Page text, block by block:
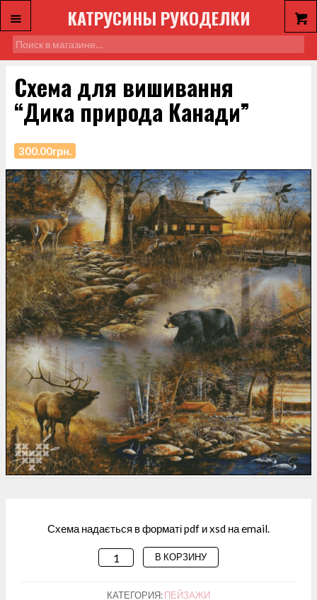
КАТРУСИНЫ РУКОДЕЛКИ
Схема для вишивання
“Дика природа Канади”
300.00грн.
Схема надається в форматі pdf и xsd на email.
КОЛИЧЕСТВО
СХЕМА
В КОРЗИНУ
КАТЕГОРИЯ:ПЕЙЗАЖИ